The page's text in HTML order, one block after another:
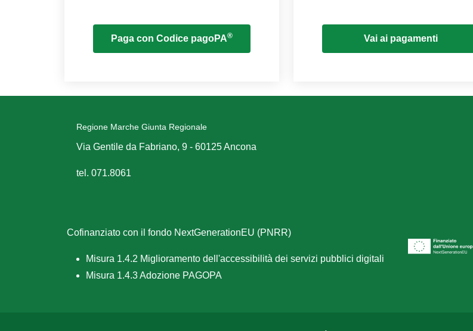
Paga con Codice pagoPA® Vai ai pagamenti
Regione Marche Giunta Regionale
Via Gentile da Fabriano, 9 - 60125 Ancona
tel. 071.8061
Cofinanziato con il fondo NextGenerationEU (PNRR)
Misura 1.4.2 Miglioramento dell'accessibilità dei servizi pubblici digitali
Misura 1.4.3 Adozione PAGOPA